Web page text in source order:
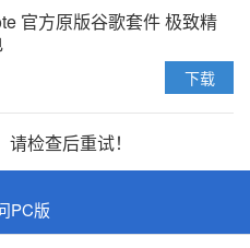
官方原版谷歌套件 极致精
下载
检查后重试！
PC版